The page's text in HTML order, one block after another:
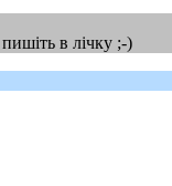
в лічку ;-)